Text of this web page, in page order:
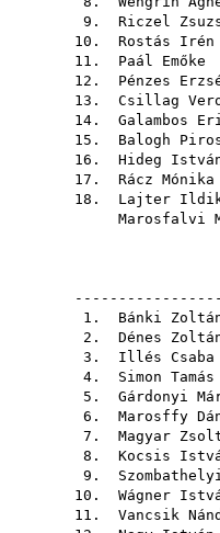
9. Riczel
10. Rostás Irén
11. Paál Emőke
12. Pénzes
13. Csillag
14. Galambos
15. Balogh
16. Hideg
17. Rácz Mónika
18. Lajter
Marosfalvi
1. Bánki
2. Dénes
3. Illés Csaba
4. Simon Tamás
5. Gárdonyi
6. Marosffy
7. Magyar
8. Kocsis
9.
10. Wágner
11. Vancsik